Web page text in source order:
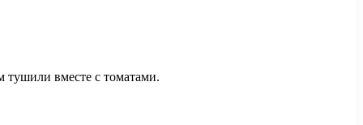
тушили вместе с томатами.